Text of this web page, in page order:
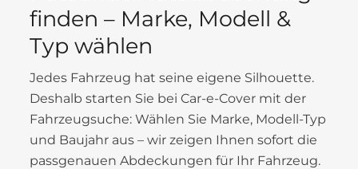
finden – Marke, Modell &
Typ wählen
Jedes Fahrzeug hat seine eigene Silhouette.
Deshalb starten Sie bei Car-e-Cover mit der
Fahrzeugsuche: Wählen Sie Marke, Modell-Typ
und Baujahr aus – wir zeigen Ihnen sofort die
passgenauen Abdeckungen für Ihr Fahrzeug.